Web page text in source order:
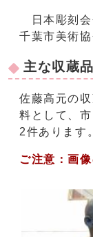
日本彫刻会
千葉市美術
主な収蔵品
佐藤高元の
料として、
2件あります。
ご注意：画